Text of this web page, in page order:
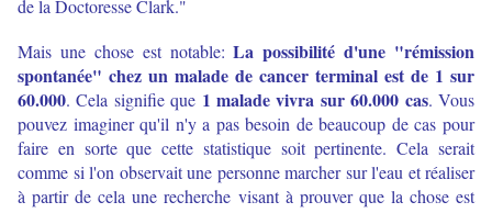
de la Doctoresse Clark."
Mais une chose est notable:La possibilité d'une "rémission
spontanée" chez un malade de cancer terminal est de 1 sur
60.000. Cela signifie que 1 malade vivra sur 60.000 cas. Vous
pouvez imaginer qu'il n'y a pas besoin de beaucoup de cas pour
faire en sorte que cette statistique soit pertinente. Cela serait
comme si l'on observait une personne marcher sur l'eau et réaliser
à partir de cela une recherche visant à prouver que la chose est